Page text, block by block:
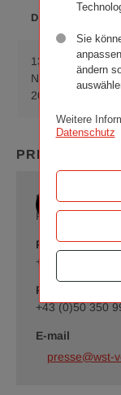
DATUM
13.
November
2012
Romy
Presse und
Phone
+43 (0)50 350-
Fax
+43 (0)50 350
E-mail
presse@wst-
Sie
ändern
Weitere
Datenschutz